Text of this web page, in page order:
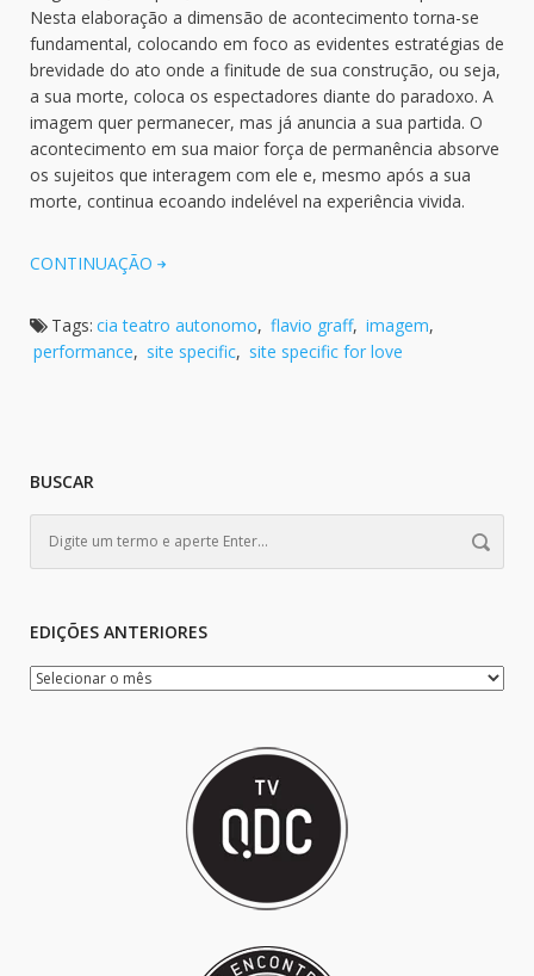
Nesta elaboração a dimensão de acontecimento torna-se
fundamental, colocando em foco as evidentes estratégias de
brevidade do ato onde a finitude de sua construção, ou seja,
a sua morte, coloca os espectadores diante do paradoxo. A
imagem quer permanecer, mas já anuncia a sua partida. O
acontecimento em sua maior força de permanência absorve
os sujeitos que interagem com ele e, mesmo após a sua
morte, continua ecoando indelével na experiência vivida.
CONTINUAÇÃO
Tags: cia teatro autonomo, flavio graff, imagem,
performance, site specific, site specific for love
BUSCAR
EDIÇÕES ANTERIORES